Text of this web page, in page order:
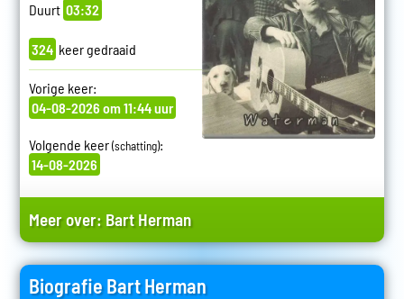
Duurt 03:32
324 keer gedraaid
Vorige keer:
04-08-2026 om 11:44 uur
Volgende keer(schatting):
14-08-2026
Meer over: Bart Herman
Biografie Bart Herman